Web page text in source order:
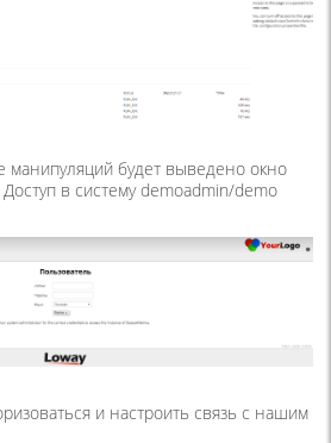
будет выведено окно
в систему demoadmin/demo
и настроить связь с нашим